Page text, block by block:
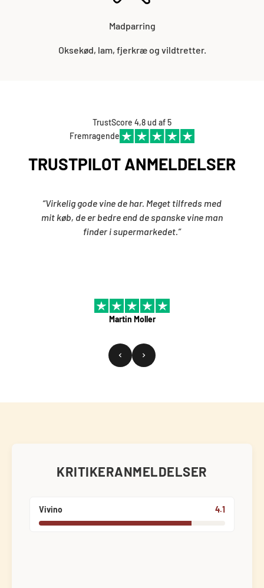
Madparring
Oksekød, lam, fjerkræ og vildtretter.
TrustScore 4,8 ud af 5
Fremragende
TRUSTPILOT ANMELDELSER
“Virkelig gode vine de har. Meget tilfreds med
mit køb, de er bedre end de spanske vine man
finder i supermarkedet.”
Martin Moller
KRITIKERANMELDELSER
Vivino 4.1